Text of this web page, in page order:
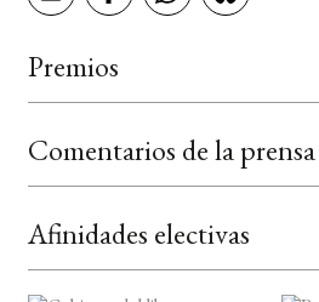
Premios
Comentarios de la prensa
Afinidades electivas